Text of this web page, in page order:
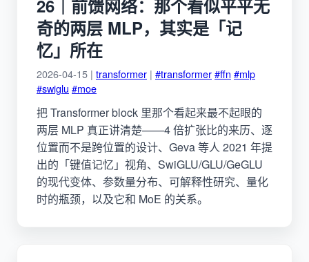
26｜前馈网络：那个看似平平无
奇的两层 MLP，其实是「记
忆」所在
2026-04-15 | transformer | #transformer#ffn #mlp
#swiglu #moe
把 Transformer block 里那个看起来最不起眼的
两层 MLP 真正讲清楚——4 倍扩张比的来历、逐
位置而不是跨位置的设计、Geva 等人 2021 年提
出的「键值记忆」视角、SwiGLU/GLU/GeGLU
的现代变体、参数量分布、可解释性研究、量化
时的瓶颈，以及它和 MoE 的关系。